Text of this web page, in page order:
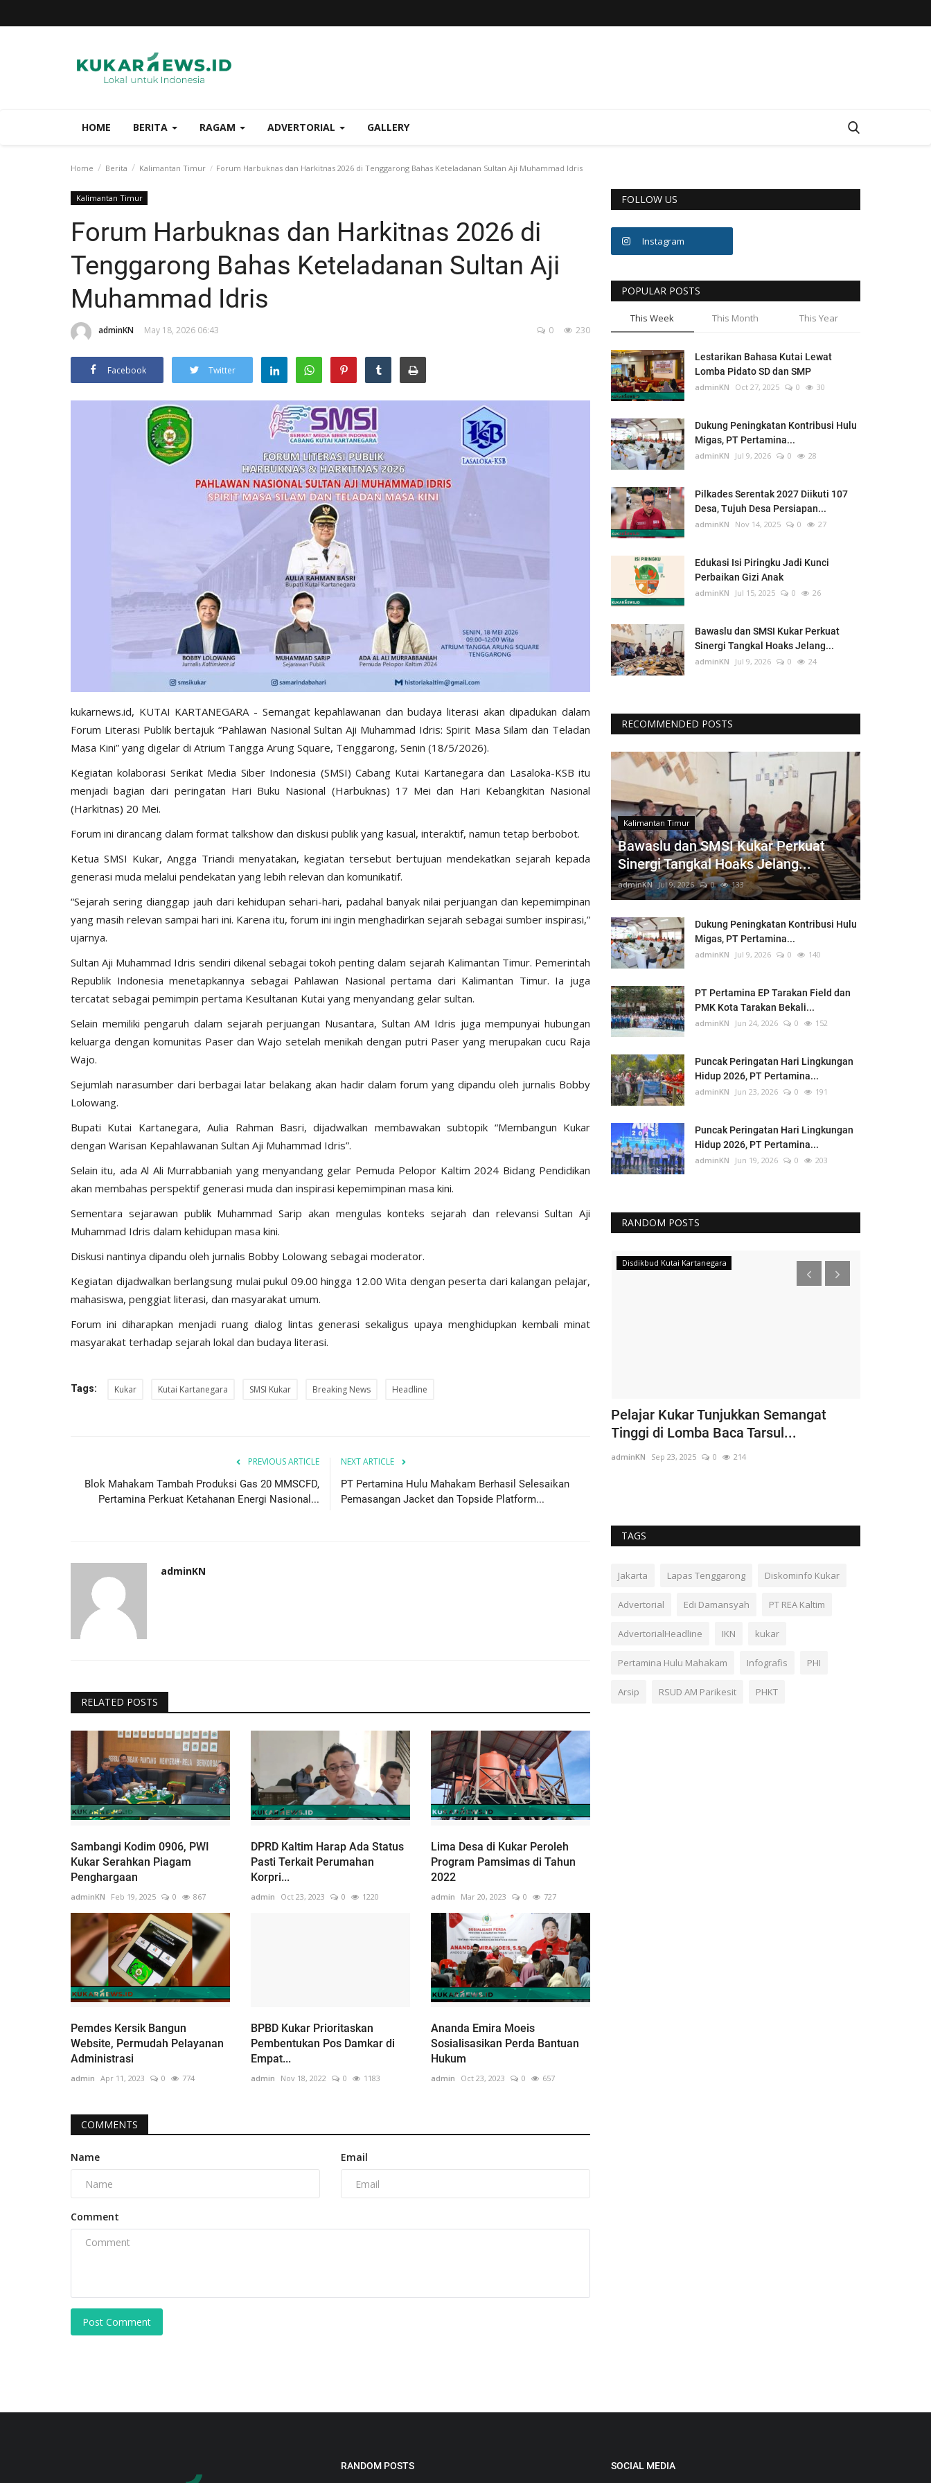
HOME BERITA RAGAM ADVERTORIAL GALLERY
Home Berita Kalimantan Timur Forum Harbuknas dan Harkitnas 2026 di Tenggarong Bahas Keteladanan Sultan Aji Muhammad Idris
Kalimantan Timur
Forum Harbuknas dan Harkitnas 2026 di
Tenggarong Bahas Keteladanan Sultan Aji
Muhammad Idris
adminKN May 18, 2026 06:43 230
0
Facebook Twitter
kukarnews.id, KUTAI KARTANEGARA - Semangat kepahlawanan dan budaya literasi akan dipadukan dalam
Forum Literasi Publik bertajuk “Pahlawan Nasional Sultan Aji Muhammad Idris: Spirit Masa Silam dan Teladan
Masa Kini” yang digelar di Atrium Tangga Arung Square, Tenggarong, Senin (18/5/2026).
Kegiatan kolaborasi Serikat Media Siber Indonesia (SMSI) Cabang Kutai Kartanegara dan Lasaloka-KSB itu
menjadi bagian dari peringatan Hari Buku Nasional (Harbuknas) 17 Mei dan Hari Kebangkitan Nasional
(Harkitnas) 20 Mei.
Forum ini dirancang dalam format talkshow dan diskusi publik yang kasual, interaktif, namun tetap berbobot.
Ketua SMSI Kukar, Angga Triandi menyatakan, kegiatan tersebut bertujuan mendekatkan sejarah kepada
generasi muda melalui pendekatan yang lebih relevan dan komunikatif.
“Sejarah sering dianggap jauh dari kehidupan sehari-hari, padahal banyak nilai perjuangan dan kepemimpinan
yang masih relevan sampai hari ini. Karena itu, forum ini ingin menghadirkan sejarah sebagai sumber inspirasi,”
ujarnya.
Sultan Aji Muhammad Idris sendiri dikenal sebagai tokoh penting dalam sejarah Kalimantan Timur. Pemerintah
Republik Indonesia menetapkannya sebagai Pahlawan Nasional pertama dari Kalimantan Timur. Ia juga
tercatat sebagai pemimpin pertama Kesultanan Kutai yang menyandang gelar sultan.
Selain memiliki pengaruh dalam sejarah perjuangan Nusantara, Sultan AM Idris juga mempunyai hubungan
keluarga dengan komunitas Paser dan Wajo setelah menikah dengan putri Paser yang merupakan cucu Raja
Wajo.
Sejumlah narasumber dari berbagai latar belakang akan hadir dalam forum yang dipandu oleh jurnalis Bobby
Lolowang.
Bupati Kutai Kartanegara, Aulia Rahman Basri, dijadwalkan membawakan subtopik “Membangun Kukar
dengan Warisan Kepahlawanan Sultan Aji Muhammad Idris”.
Selain itu, ada Al Ali Murrabbaniah yang menyandang gelar Pemuda Pelopor Kaltim 2024 Bidang Pendidikan
akan membahas perspektif generasi muda dan inspirasi kepemimpinan masa kini.
Sementara sejarawan publik Muhammad Sarip akan mengulas konteks sejarah dan relevansi Sultan Aji
Muhammad Idris dalam kehidupan masa kini.
Diskusi nantinya dipandu oleh jurnalis Bobby Lolowang sebagai moderator.
Kegiatan dijadwalkan berlangsung mulai pukul 09.00 hingga 12.00 Wita dengan peserta dari kalangan pelajar,
mahasiswa, penggiat literasi, dan masyarakat umum.
Forum ini diharapkan menjadi ruang dialog lintas generasi sekaligus upaya menghidupkan kembali minat
masyarakat terhadap sejarah lokal dan budaya literasi.
Tags: Kukar Kutai Kartanegara SMSI Kukar Breaking News Headline
PREVIOUS ARTICLE
Blok Mahakam Tambah Produksi Gas 20 MMSCFD,
Pertamina Perkuat Ketahanan Energi Nasional...
NEXT ARTICLE
PT Pertamina Hulu Mahakam Berhasil Selesaikan
Pemasangan Jacket dan Topside Platform...
adminKN
RELATED POSTS
Sambangi Kodim 0906, PWI
Kukar Serahkan Piagam
Penghargaan
adminKN Feb 19, 2025 0 867
DPRD Kaltim Harap Ada Status
Pasti Terkait Perumahan
Korpri...
admin Oct 23, 2023 0 1220
Lima Desa di Kukar Peroleh
Program Pamsimas di Tahun
2022
admin Mar 20, 2023 0 727
Pemdes Kersik Bangun
Website, Permudah Pelayanan
Administrasi
admin Apr 11, 2023 0 774
BPBD Kukar Prioritaskan
Pembentukan Pos Damkar di
Empat...
admin Nov 18, 2022 0 1183
Ananda Emira Moeis
Sosialisasikan Perda Bantuan
Hukum
admin Oct 23, 2023 0 657
COMMENTS
Name Email
Comment
Post Comment
FOLLOW US
Instagram
POPULAR POSTS
This Week This Month This Year
Lestarikan Bahasa Kutai Lewat
Lomba Pidato SD dan SMP
adminKN Oct 27, 2025 0 30
Dukung Peningkatan Kontribusi Hulu
Migas, PT Pertamina...
adminKN Jul 9, 2026 0 28
Pilkades Serentak 2027 Diikuti 107
Desa, Tujuh Desa Persiapan...
adminKN Nov 14, 2025 0 27
Edukasi Isi Piringku Jadi Kunci
Perbaikan Gizi Anak
adminKN Jul 15, 2025 0 26
Bawaslu dan SMSI Kukar Perkuat
Sinergi Tangkal Hoaks Jelang...
adminKN Jul 9, 2026 0 24
RECOMMENDED POSTS
Kalimantan Timur
Bawaslu dan SMSI Kukar Perkuat
Sinergi Tangkal Hoaks Jelang...
adminKN Jul 9, 2026 0 133
Dukung Peningkatan Kontribusi Hulu
Migas, PT Pertamina...
adminKN Jul 9, 2026 0 140
PT Pertamina EP Tarakan Field dan
PMK Kota Tarakan Bekali...
adminKN Jun 24, 2026 0 152
Puncak Peringatan Hari Lingkungan
Hidup 2026, PT Pertamina...
adminKN Jun 23, 2026 0 191
Puncak Peringatan Hari Lingkungan
Hidup 2026, PT Pertamina...
adminKN Jun 19, 2026 0 203
RANDOM POSTS
Kalimantan Timur
1843
Unik
admin Jun 1, 2021
Disdikbud Kutai Kartanegara
Pelajar Kukar Tunjukkan Semangat
Tinggi di Lomba Baca Tarsul...
adminKN Sep 23, 2025 0 214
TAGS
Jakarta Lapas Tenggarong Diskominfo Kukar
Advertorial Edi Damansyah PT REA Kaltim
AdvertorialHeadline IKN kukar
Pertamina Hulu Mahakam Infografis PHI
Arsip RSUD AM Parikesit PHKT
RANDOM POSTS SOCIAL MEDIA